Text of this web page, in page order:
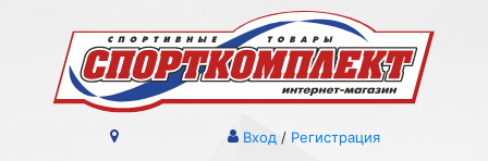
Вход / Регистрация